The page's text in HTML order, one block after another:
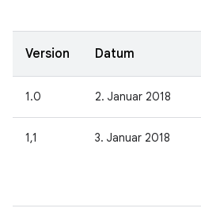
Version Datum
1.0 2. Januar 2018
1,1 3. Januar 2018